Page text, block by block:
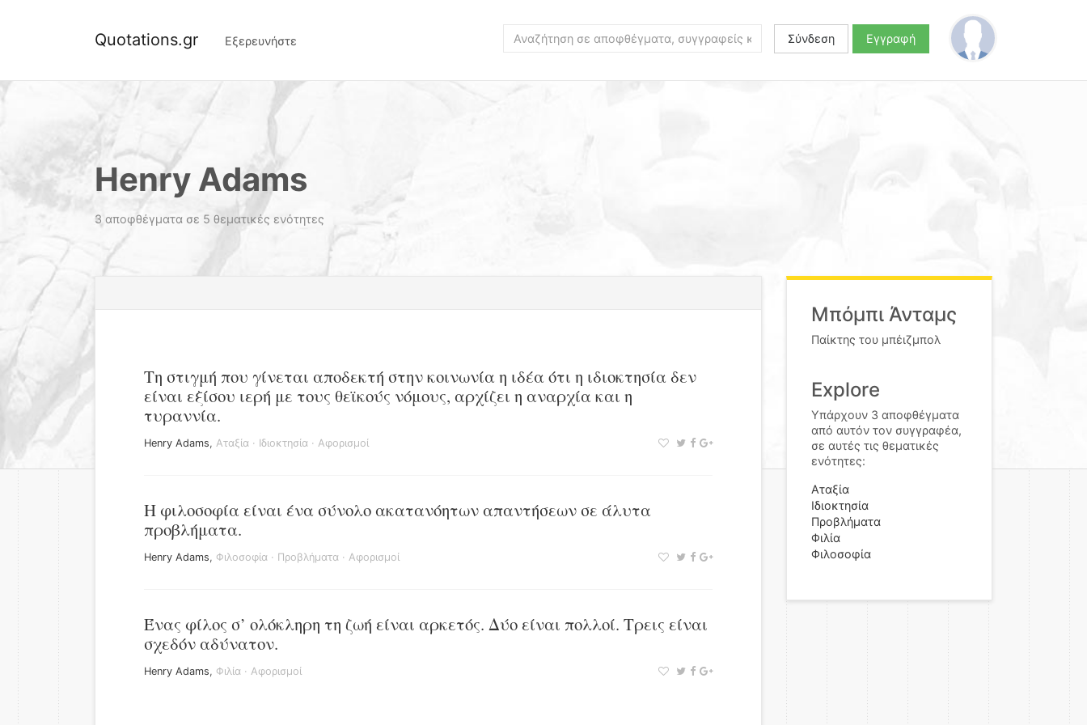
Quotations.gr Εξερευνήστε Σύνδεση Εγγραφή
Henry Adams
3 αποφθέγματα σε 5 θεματικές ενότητες
Τη στιγμή που γίνεται αποδεκτή στην κοινωνία η ιδέα ότι η ιδιοκτησία δεν
είναι εξίσου ιερή με τους θεϊκούς νόμους, αρχίζει η αναρχία και η
τυραννία.
Henry Adams, Αταξία · Ιδιοκτησία · Αφορισμοί
Η φιλοσοφία είναι ένα σύνολο ακατανόητων απαντήσεων σε άλυτα
προβλήματα.
Henry Adams, Φιλοσοφία · Προβλήματα · Αφορισμοί
Ένας φίλος σ’ ολόκληρη τη ζωή είναι αρκετός. Δύο είναι πολλοί. Τρεις είναι
σχεδόν αδύνατον.
Henry Adams, Φιλία · Αφορισμοί
Μπόμπι Άνταμς
Παίκτης του μπέιζμπολ
Explore
Υπάρχουν 3 αποφθέγματα
από αυτόν τον συγγραφέα,
σε αυτές τις θεματικές
ενότητες:
Αταξία
Ιδιοκτησία
Προβλήματα
Φιλία
Φιλοσοφία